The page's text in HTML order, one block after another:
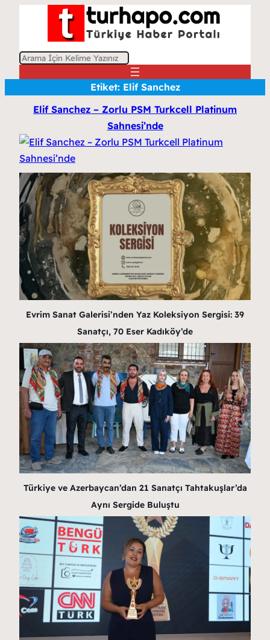
A
Etiket: Elif Sanchez
Elif Sanchez – Zorlu PSM Turkcell Platinum
Sahnesi’nde
Evrim Sanat Galerisi’nden Yaz Koleksiyon Sergisi: 39
Sanatçı, 70 Eser Kadıköy’de
Türkiye ve Azerbaycan’dan 21 Sanatçı Tahtakuşlar’da
Aynı Sergide Buluştu